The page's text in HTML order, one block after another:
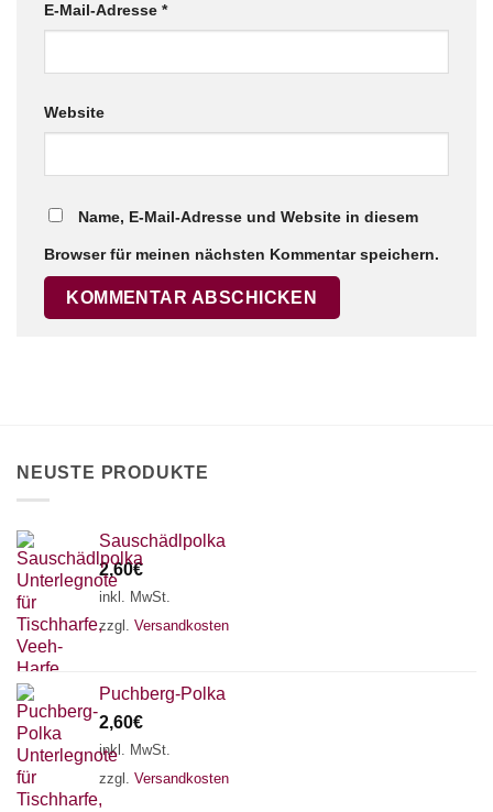
E-Mail-Adresse *
Website
Name, E-Mail-Adresse und Website in diesem
Browser für meinen nächsten Kommentar speichern.
NEUSTE PRODUKTE
Sauschädlpolka
2,60€
inkl. MwSt.
zzgl. Versandkosten
Puchberg-Polka
2,60€
inkl. MwSt.
zzgl. Versandkosten